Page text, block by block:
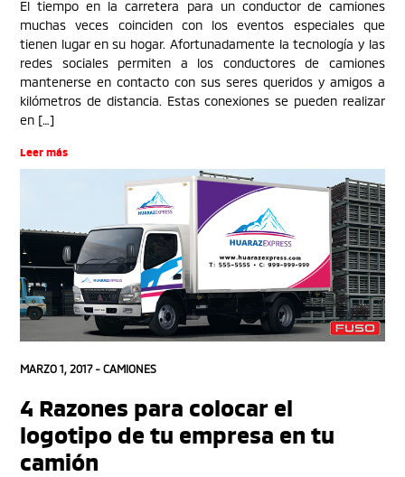
El tiempo en la carretera para un conductor de camiones
muchas veces coinciden con los eventos especiales que
tienen lugar en su hogar. Afortunadamente la tecnología y las
redes sociales permiten a los conductores de camiones
mantenerse en contacto con sus seres queridos y amigos a
kilómetros de distancia. Estas conexiones se pueden realizar
en […]
Leer más
MARZO 1, 2017 - CAMIONES
4 Razones para colocar el
logotipo de tu empresa en tu
camión